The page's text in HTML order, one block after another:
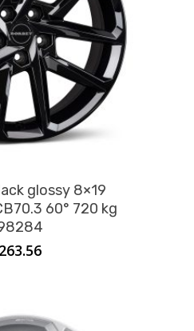
glossy 8×19
60° 720 kg